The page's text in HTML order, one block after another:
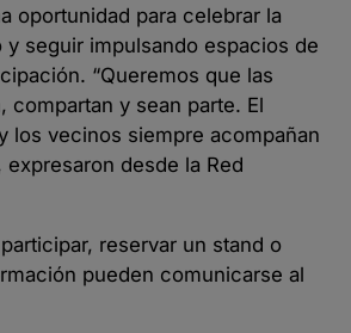
oportunidad para celebrar la
y seguir impulsando espacios de
“Queremos que las
compartan y sean parte. El
los vecinos siempre acompañan
expresaron desde la Red
reservar un stand o
pueden comunicarse al